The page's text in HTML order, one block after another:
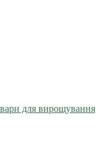
для вирощування